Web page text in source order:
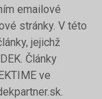
emailové
stránky. V této
jejichž
Články
ve